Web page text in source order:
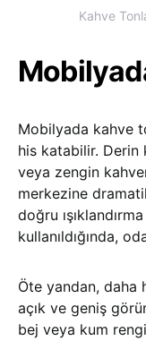
Kahve
Mobilyada kahve
his katabilir. Derin
veya zengin
merkezine
doğru
kullanıldığında,
Öte yandan, daha
açık ve geniş
bej veya kum